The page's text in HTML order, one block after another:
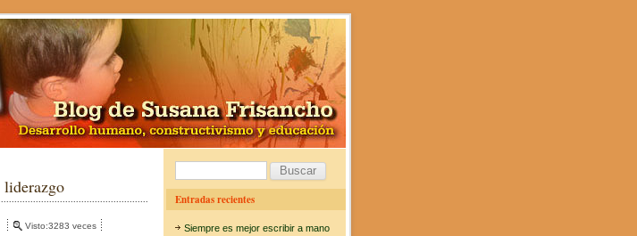
liderazgo
Visto:3283 veces
u
Entradas recientes
Siempre es mejor escribir a mano